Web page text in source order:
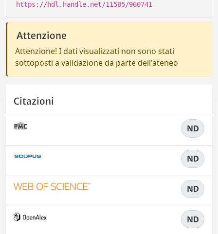
https://hdl.handle.net/11585/960741
Attenzione
Attenzione! I dati visualizzati non sono stati
sottoposti a validazione da parte dell'ateneo
Citazioni
ND
ND
ND
ND